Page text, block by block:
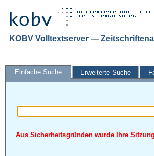
KOBV Volltextserver —
Einfache Suche Erweiterte Suche
Aus Sicherheitsgründen wurde Ihre